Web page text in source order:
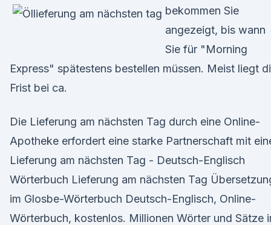
bekommen Sie
angezeigt, bis wann
Sie für "Morning
Express" spätestens bestellen müssen. Meist liegt
Frist bei ca.
Die Lieferung am nächsten Tag durch eine Online-
Apotheke erfordert eine starke Partnerschaft mit
Lieferung am nächsten Tag - Deutsch-Englisch
Wörterbuch Lieferung am nächsten Tag
im Glosbe-Wörterbuch Deutsch-Englisch, Online-
Wörterbuch, kostenlos. Millionen Wörter und Sätze